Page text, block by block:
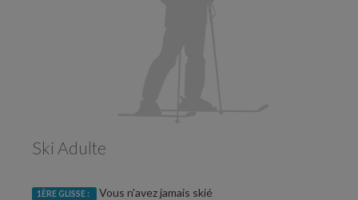
Ski Adulte
1ÈRE GLISSE : Vous n'avez jamais skié